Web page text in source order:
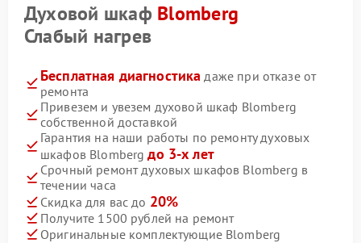
Духовой шкаф Blomberg
Слабый нагрев
Бесплатная диагностика даже при отказе от
ремонта
Привезем и увезем духовой шкаф Blomberg
собственной доставкой
Гарантия на наши работы по ремонту духовых
шкафов Blombergдо 3-х лет
Срочный ремонт духовых шкафов Blomberg в
течении часа
Скидка для вас до 20%
Получите 1500 рублей на ремонт
Оригинальные комплектующие Blomberg